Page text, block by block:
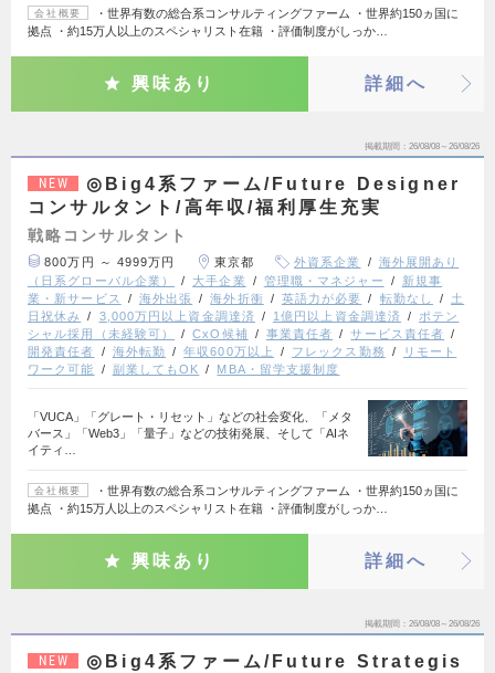
会社概要
・世界有数の総合系コンサルティングファーム ・世界約150ヵ国に
拠点 ・約15万人以上のスペシャリスト在籍 ・評価制度がしっか…
興味あり 詳細へ
掲載期間 26/08/08～26/08/26
NEW
◎Big4系ファーム/Future Designer
コンサルタント/高年収/福利厚生充実
戦略コンサルタント
800万円 ～ 4999万円 東京都 外資系企業
海外展開あり
（日系グローバル企業）
大手企業 管理職・マネジャー
新規事
業・新サービス
海外出張 海外折衝 英語力が必要 転勤なし
土
日祝休み
3,000万円以上資金調達済 1億円以上資金調達済
ポテン
シャル採用（未経験可）
CxO候補 事業責任者
サービス責任者
開発責任者
海外転勤 年収600万以上 フレックス勤務
リモート
ワーク可能
副業してもOK MBA・留学支援制度
「VUCA」「グレート・リセット」などの社会変化、「メタ
バース」「Web3」「量子」などの技術発展、そして「AIネ
イティ…
会社概要
・世界有数の総合系コンサルティングファーム ・世界約150ヵ国に
拠点 ・約15万人以上のスペシャリスト在籍 ・評価制度がしっか…
興味あり 詳細へ
掲載期間 26/08/08～26/08/26
NEW
◎Big4系ファーム/Future Strategis